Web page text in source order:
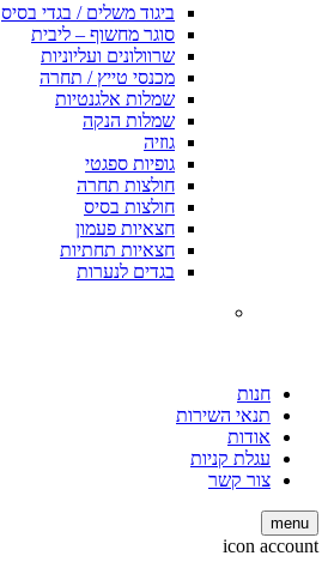
ביגוד משלים / בגדי בסיס
סוגר מחשוף – ליבית
שרוולונים ועליוניות
מכנסי טייץ / תחרה
שמלות אלגנטיות
שמלות הנקה
גוזיה
גופיות ספגטי
חולצות תחרה
חולצות בסיס
חצאיות פעמון
חצאיות תחתיות
בגדים לנערות
חנות
תנאי השירות
אודות
עגלת קניות
צור קשר
menu
icon account